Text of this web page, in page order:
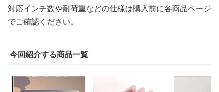
対応インチ数や耐荷重などの仕様は購入前に各商品ページ
でご確認ください。
今回紹介する商品一覧